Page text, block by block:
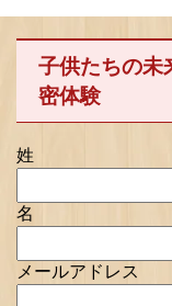
子供たちの未
密体験
姓
名
メールアドレス